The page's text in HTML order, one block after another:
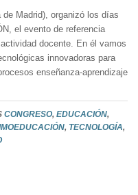
Madrid), organizó los días
el evento de referencia
docente. En él vamos
innovadoras para
enseñanza-aprendizaje
CONGRESO, EDUCACIÓN,
, TECNOLOGÍA,